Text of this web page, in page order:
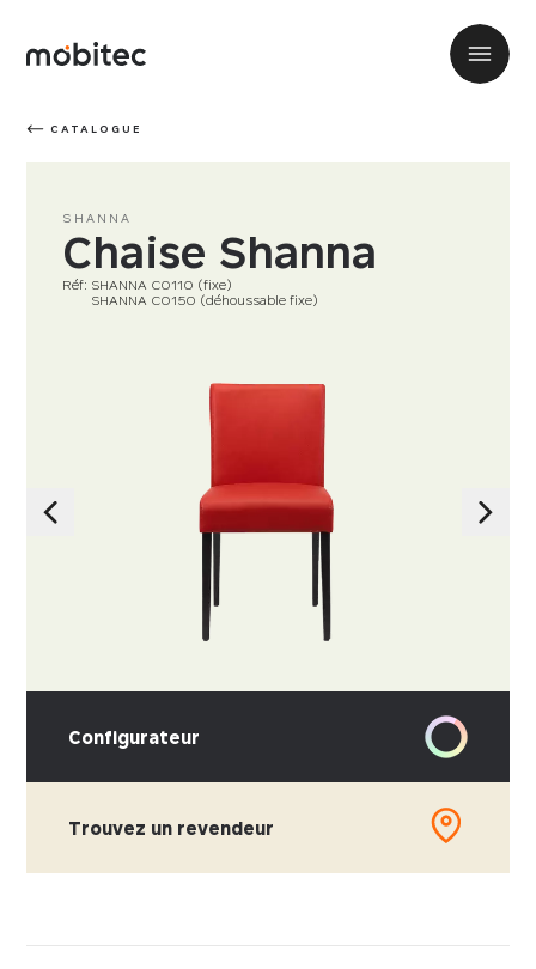
CATALOGUE
SHANNA
Chaise Shanna
Réf: SHANNA C0110 (fixe)
SHANNA C0150 (déhoussable fixe)
Configurateur
Trouvez un revendeur